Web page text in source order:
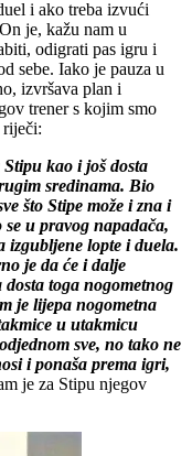
i ako treba izvući
je, kažu nam u
odigrati pas igru i
sebe. Iako je pauza u
izvršava plan i
trener s kojim smo
riječi:
kao i još dosta
sredinama. Bio
što Stipe može i zna i
u pravog napadača,
izgubljene lopte i duela.
je da će i dalje
toga nogometnog
je lijepa nogometna
u utakmicu
sve, no tako ne
i ponaša prema igri,
je za Stipu njegov